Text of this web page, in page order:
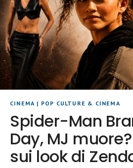
CINEMA | POP CULTURE & CINEMA
Spider-Man
Day, MJ
sui look di